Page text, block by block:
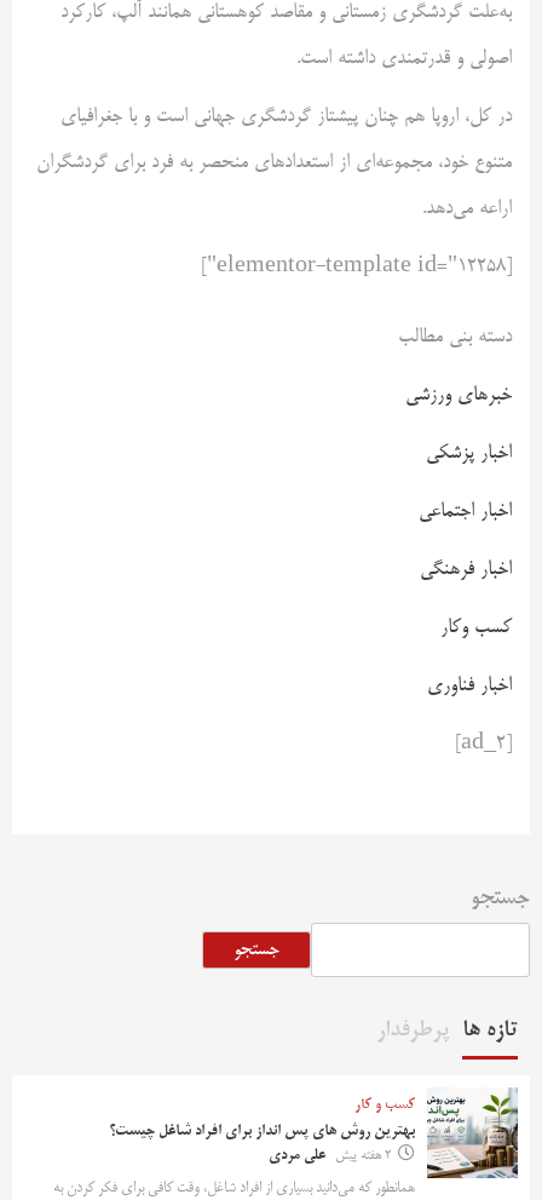
به‌علت گردشگری زمستانی و مقاصد کوهستانی همانند آلپ، کارکرد
اصولی و قدرتمندی داشته است.
در کل، اروپا هم چنان پیشتاز گردشگری جهانی است و با جغرافیای
متنوع خود، مجموعه‌ای از استعداد‌های منحصر به فرد برای گردشگران
اراعه می‌دهد.
دسته بنی مطالب
خبرهای ورزشی
اخبار پزشکی
اخبار اجتماعی
اخبار فرهنگی
کسب وکار
اخبار فناوری
جستجو
جستجو
تازه ها پرطرفدار
کسب و کار
بهترین روش‌ های پس‌ انداز برای افراد شاغل چیست؟
2 هفته پیش
علی مردی
همانطور که می‌دانید بسیاری از افراد شاغل، وقت کافی برای فکر کردن به